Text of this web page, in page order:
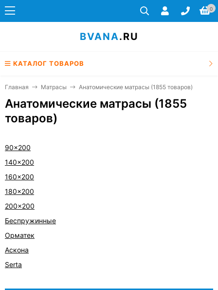
0
BVANA.RU
КАТАЛОГ ТОВАРОВ
Главная Матрасы Анатомические матрасы (1855 товаров)
Анатомические матрасы (1855
товаров)
90x200
140x200
160x200
180x200
200x200
Беспружинные
Орматек
Аскона
Serta